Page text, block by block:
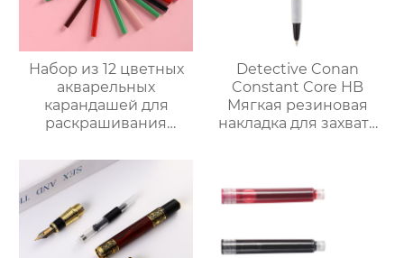
Набор из 12 цветных
акварельных
карандашей для
раскрашивания
Detective Conan
Constant Core HB
Мягкая резиновая
накладка для захвата